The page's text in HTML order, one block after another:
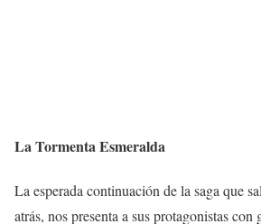
La Tormenta Esmeralda
La esperada continuación de la saga que
atrás, nos presenta a sus protagonistas con